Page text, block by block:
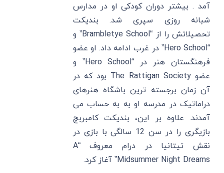
آمد . بیشتر دوران کودکی او در مدارس
شبانه روزی سپری شد. بندیکت
تحصیلاتش را از “Brambletye School” و
“Hero School” در غرب ادامه داد. او عضو
فرهنگستان هنر در “Hero School” و
عضو The Rattigan Society بود که در
آن زمان برجسته ترین باشگاه هنرهای
دراماتیک در مدرسه او به به حساب می
‌آمدند. علاوه بر این، بندیکت کامبربچ
بازیگری را در سن 12 سالگی با بازی در
نقش تیتانیا در درام معروف “A
Midsummer Night Dreams” آغاز کرد.